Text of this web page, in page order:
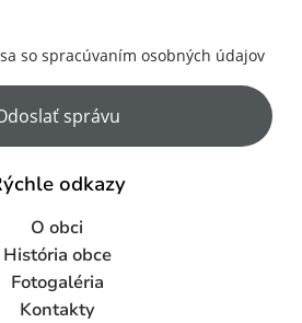
so spracúvaním osobných údajov
správu
odkazy
O obci
História obce
Fotogaléria
Kontakty